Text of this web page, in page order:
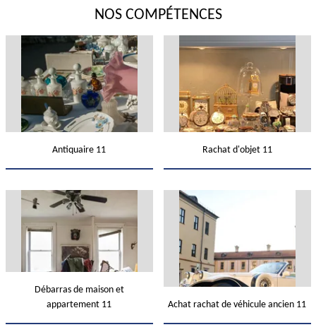
NOS COMPÉTENCES
Antiquaire 11 Rachat d'objet 11
Débarras de maison et
appartement 11
Achat rachat de véhicule ancien 11